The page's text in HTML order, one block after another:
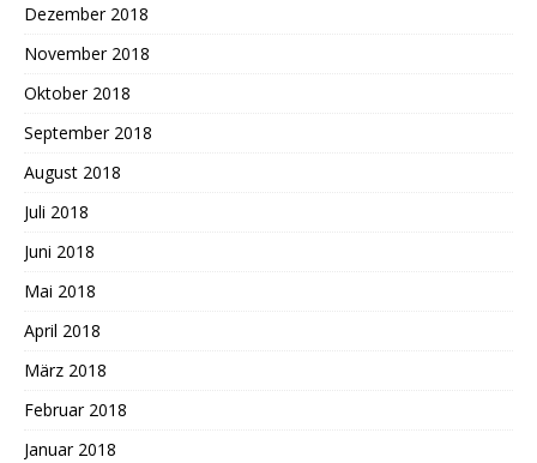
Dezember 2018
November 2018
Oktober 2018
September 2018
August 2018
Juli 2018
Juni 2018
Mai 2018
April 2018
März 2018
Februar 2018
Januar 2018